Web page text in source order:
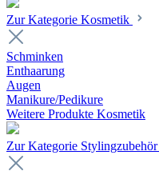
Zur Kategorie Kosmetik
Schminken
Enthaarung
Augen
Manikure/Pedikure
Weitere Produkte Kosmetik
Zur Kategorie Stylingzubehör